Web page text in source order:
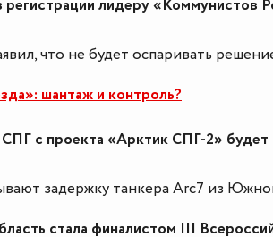
лидеру «Коммунистов
что не будет оспаривать
шантаж и контроль?
с проекта «Арктик СПГ-2» будет
задержку танкера Arc7 из
стала финалистом III